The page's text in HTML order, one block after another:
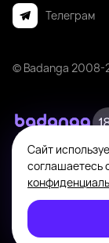
Телеграм
© Badanga 2008-
Badanga не
интимных услуг.
общения между
согласию. На
Сайт
соглашаетесь